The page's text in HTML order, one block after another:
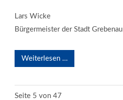
Lars Wicke
Bürgermeister der Stadt Grebenau
Weiterlesen …
Seite 5 von 47